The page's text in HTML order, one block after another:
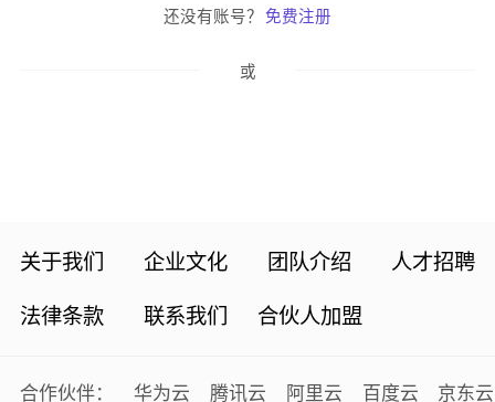
还没有账号？ 免费注册
或
关于我们 企业文化 团队介绍 人才招聘
法律条款 联系我们 合伙人加盟
合作伙伴： 华为云 腾讯云 阿里云 百度云 京东云